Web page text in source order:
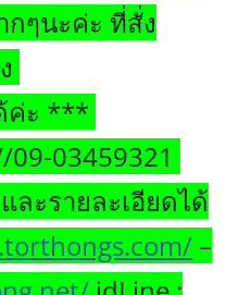
ๆนะค่ะ ที่สั่ง
ค่ะ ***
03459321
ละรายละเอียดได้
–